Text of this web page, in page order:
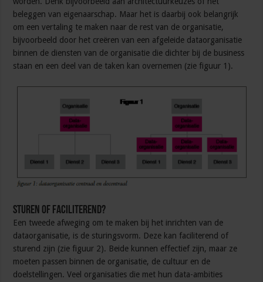
beleggen van eigenaarschap. Maar het is daarbij ook belangrijk
om een vertaling te maken naar de rest van de organisatie,
bijvoorbeeld door het creëren van een afgeleide dataorganisatie
binnen de diensten van de organisatie die dichter bij de business
staan en een deel van de taken kan overnemen (zie figuur 1).
Sturen of faciliterend?
Een tweede afweging om te maken bij het inrichten van de
dataorganisatie, is de sturingsvorm. Deze kan faciliterend of
sturend zijn (zie figuur 2). Beide kunnen effectief zijn, maar ze
moeten passen binnen de organisatie, de cultuur en de
doelstellingen. Veel organisaties die met hun data-ambities